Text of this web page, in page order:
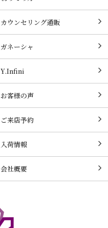
カウンセリング通販
ガネーシャ
Y.Infini
お客様の声
ご来店予約
入荷情報
会社概要